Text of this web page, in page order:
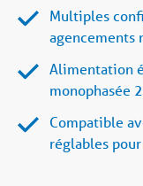
Multiples
agencements
Alimentation
monophasée
Compatible
réglables